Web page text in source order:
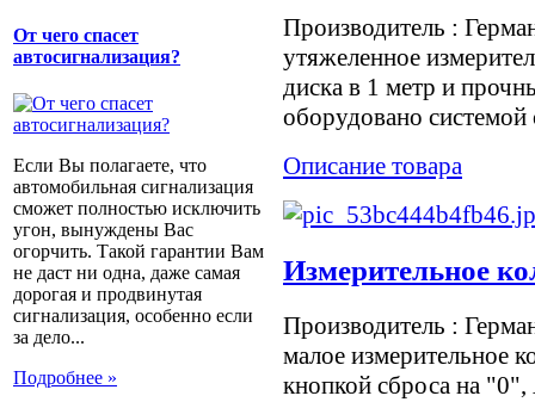
От чего спасет
автосигнализация?
Если Вы полагаете, что
автомобильная сигнализация
сможет полностью исключить
угон, вынуждены Вас
огорчить. Такой гарантии Вам
не даст ни одна, даже самая
дорогая и продвинутая
сигнализация, особенно если
за дело...
Подробнее »
Производитель :
утяжеленное
диска в 1 метр и
оборудовано системой
Описание товара
Измерительное
Производитель :
малое измерительное
кнопкой сброса на "0",